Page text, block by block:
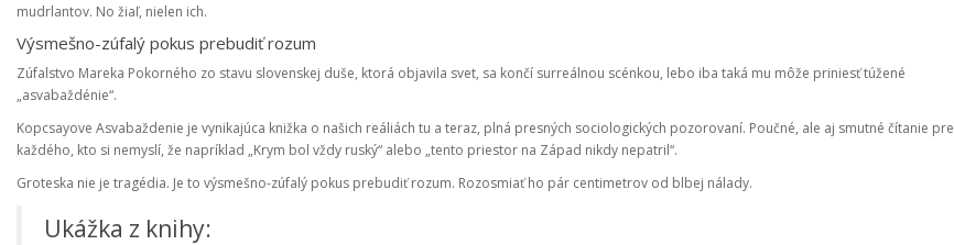
mudrlantov. No žiaľ, nielen ich.
Výsmešno-zúfalý pokus prebudiť rozum
Zúfalstvo Mareka Pokorného zo stavu slovenskej duše, ktorá objavila svet, sa končí surreálnou scénkou, lebo iba taká mu môže priniesť túžené
„asvabaždénie“.
Kopcsayove Asvabaždenie je vynikajúca knižka o našich reáliách tu a teraz, plná presných sociologických pozorovaní. Poučné, ale aj smutné čítanie pre
každého, kto si nemyslí, že napríklad „Krym bol vždy ruský“ alebo „tento priestor na Západ nikdy nepatril“.
Groteska nie je tragédia. Je to výsmešno-zúfalý pokus prebudiť rozum. Rozosmiať ho pár centimetrov od blbej nálady.
Ukážka z knihy: